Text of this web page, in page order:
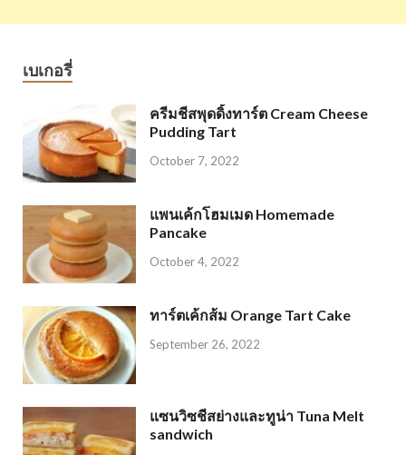
เบเกอรี่
ครีมชีสพุดดิ้งทาร์ต Cream Cheese
Pudding Tart
October 7, 2022
แพนเค้กโฮมเมด Homemade
Pancake
October 4, 2022
ทาร์ตเค้กส้ม Orange Tart Cake
September 26, 2022
แซนวิซชีสย่างและทูน่า Tuna Melt
sandwich